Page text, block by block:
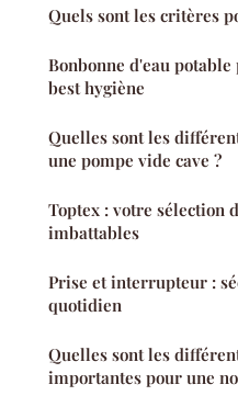
Quels sont les critères
Bonbonne d'eau
best hygiène
Quelles sont les
une pompe vide cave ?
Toptex : votre sélection
imbattables
Prise et interrupteur :
quotidien
Quelles sont les
importantes pour une